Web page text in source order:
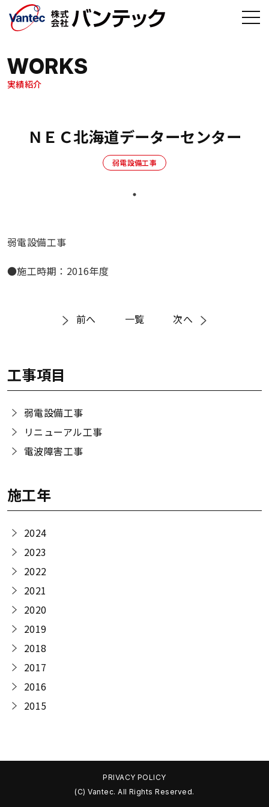
メインコンテンツへ移動
WORKS
実績紹介
ＮＥＣ北海道データーセンター
弱電設備工事
弱電設備工事
●施工時期：2016年度
前へ 一覧 次へ
工事項目
弱電設備工事
リニューアル工事
電波障害工事
施工年
2024
2023
2022
2021
2020
2019
2018
2017
2016
2015
PRIVACY POLICY
(C) Vantec. All Rights Reserved.